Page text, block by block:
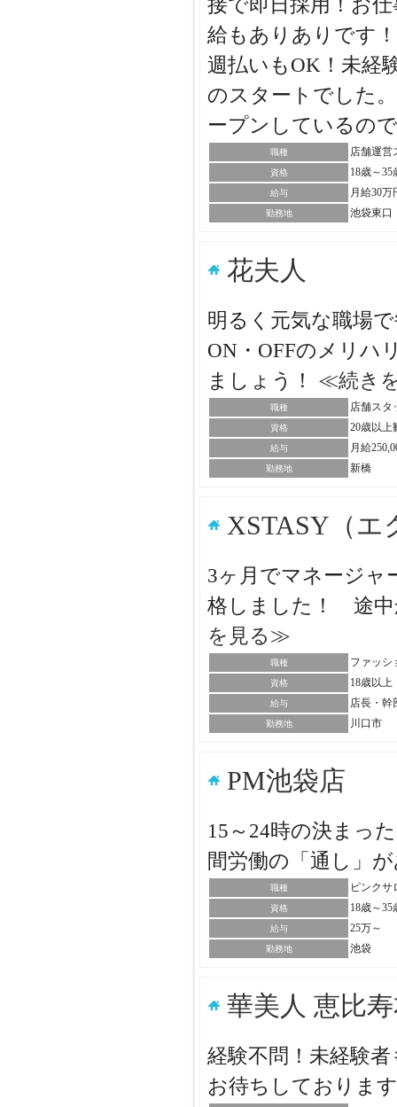
接で即日採用！お
給もありありです
週払いもOK！未経
のスタートでした
ープンしているの
職種 店舗運営
資格 18歳～
給与 月給30
勤務地 池袋東口
花夫人
明るく元気な職場
ON・OFFのメリハ
ましょう！ ≪続き
職種 店舗スタ
資格 20歳以
給与 月給
勤務地 新橋
XSTASY（エ
3ヶ月でマネージャ
格しました！ 途中
を見る≫
職種 ファッシ
資格 18歳以
給与 店長・幹
勤務地 川口市
PM池袋店
15～24時の決まっ
間労働の「通し」
職種 ピンクサ
資格 18歳～35
給与 25万～
勤務地 池袋
華美人 恵比
経験不問！未経験
お待ちしておりま